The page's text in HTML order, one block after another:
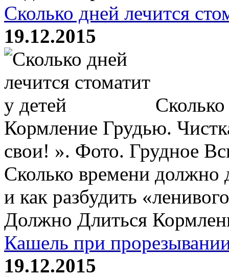
Сколько дней лечится
19.12.2015
Кормление Грудью.
свои! ». Фото. Грудное
Сколько времени должно
и как разбудить
Должно Длиться
Кашель при
19.12.2015